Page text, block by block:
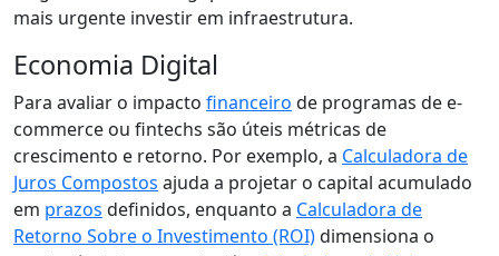
mais urgente investir em infraestrutura.
Economia Digital
Para avaliar o impacto financeiro de programas de e-
commerce ou fintechs são úteis métricas de
crescimento e retorno. Por exemplo, a Calculadora de
Juros Compostos ajuda a projetar o capital acumulado
em prazos definidos, enquanto a Calculadora de
Retorno Sobre o Investimento (ROI)dimensiona o